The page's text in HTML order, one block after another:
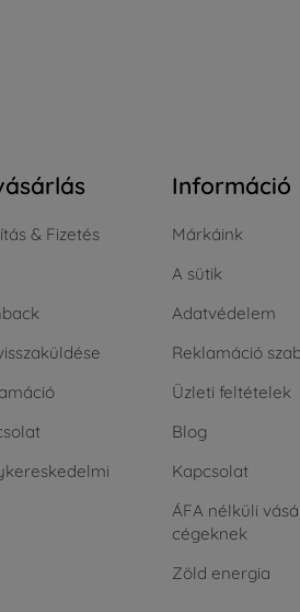
& Fizetés
Információ
Márkáink
A sütik
Adatvédelem
Reklamáció
Üzleti feltételek
Blog
Kapcsolat
ÁFA nélküli
cégeknek
Zöld energia